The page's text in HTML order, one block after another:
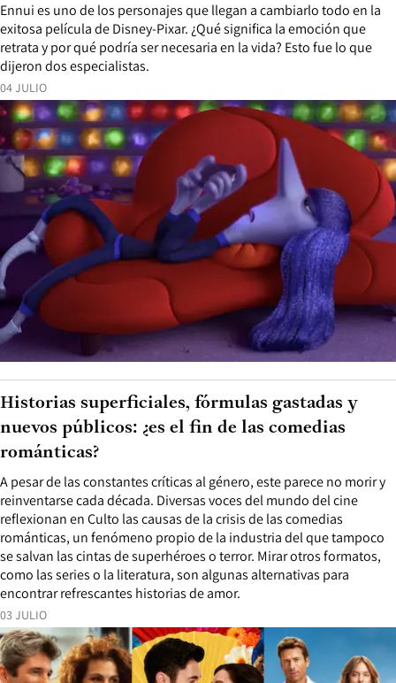
04 JULIO
Ennui es uno de los personajes que llegan a cambiarlo todo en la
exitosa película de Disney-Pixar. ¿Qué significa la emoción que
retrata y por qué podría ser necesaria en la vida? Esto fue lo que
dijeron dos especialistas.
03 JULIO
A pesar de las constantes críticas al género, este parece no morir y
reinventarse cada década. Diversas voces del mundo del cine
reflexionan en Culto las causas de la crisis de las comedias
románticas, un fenómeno propio de la industria del que tampoco
se salvan las cintas de superhéroes o terror. Mirar otros formatos,
como las series o la literatura, son algunas alternativas para
encontrar refrescantes historias de amor.
Historias superficiales, fórmulas gastadas y
nuevos públicos: ¿es el fin de las comedias
románticas?